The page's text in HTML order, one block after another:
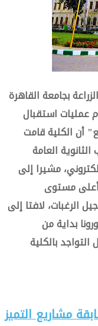
بجامعة القاهرة
عمليات استقبال
أن الكلية قامت
الثانوية العامة
مشيرا إلى
أعلى مستوى
الرغبات، لافتا إلى
بداية من
بالكلية
مشاريع التميز